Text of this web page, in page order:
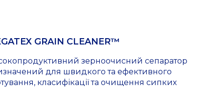
GRAIN CLEANER™
зерноочисний сепаратор
для швидкого та ефективного
класифікації та очищення сипких